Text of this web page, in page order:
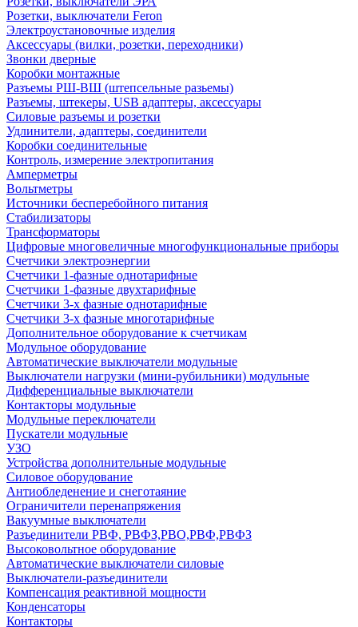
Розетки, выключатели Feron
Электроустановочные изделия
Аксессуары (вилки, розетки, переходники)
Звонки дверные
Коробки монтажные
Разъемы РШ-ВШ (штепсельные разьемы)
Разъемы, штекеры, USB адаптеры, аксессуары
Силовые разъемы и розетки
Удлинители, адаптеры, соединители
Коробки соединительные
Контроль, измерение электропитания
Амперметры
Вольтметры
Источники бесперебойного питания
Стабилизаторы
Трансформаторы
Цифровые многовеличные многофункциональные приборы
Счетчики электроэнергии
Счетчики 1-фазные однотарифные
Счетчики 1-фазные двухтарифные
Счетчики 3-х фазные однотарифные
Счетчики 3-х фазные многотарифные
Дополнительное оборудование к счетчикам
Модульное оборудование
Автоматические выключатели модульные
Выключатели нагрузки (мини-рубильники) модульные
Дифференциальные выключатели
Контакторы модульные
Модульные переключатели
Пускатели модульные
УЗО
Устройства дополнительные модульные
Силовое оборудование
Антиобледенение и снеготаяние
Ограничители перенапряжения
Вакуумные выключатели
Разъединители РВФ, РВФЗ,РВО,РВФ,РВФЗ
Высоковольтное оборудование
Автоматические выключатели cиловые
Выключатели-разъединители
Компенсация реактивной мощности
Конденсаторы
Контакторы